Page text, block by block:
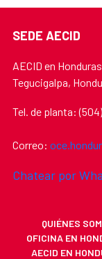
SEDE AECID
AECID en
Tegucigalpa,
Tel. de planta:
Correo:
Chatear por
QUIÉNES
OFICINA EN
AECID EN